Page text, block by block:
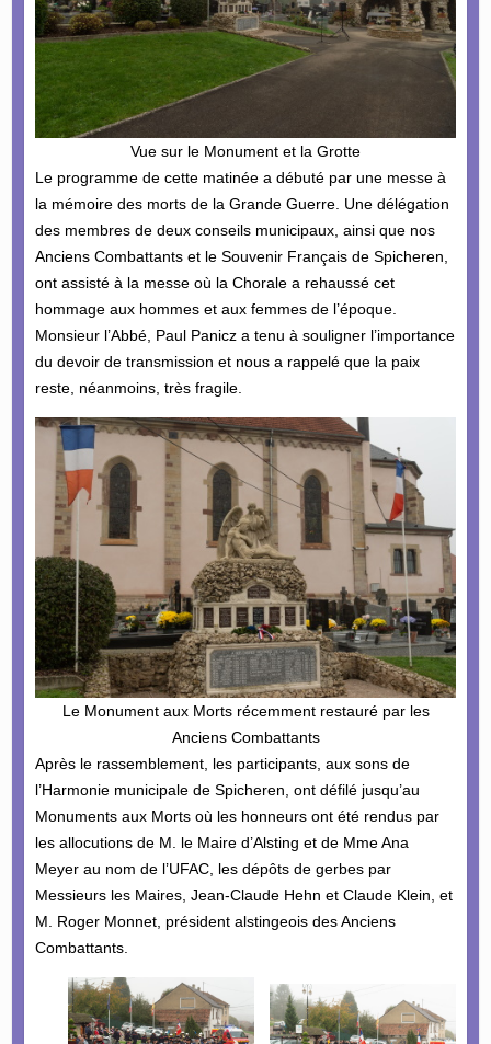
Vue sur le Monument et la Grotte
Le programme de cette matinée a débuté par une messe à
la mémoire des morts de la Grande Guerre. Une délégation
des membres de deux conseils municipaux, ainsi que nos
Anciens Combattants et le Souvenir Français de Spicheren,
ont assisté à la messe où la Chorale a rehaussé cet
hommage aux hommes et aux femmes de l’époque.
Monsieur l’Abbé, Paul Panicz a tenu à souligner l’importance
du devoir de transmission et nous a rappelé que la paix
reste, néanmoins, très fragile.
Le Monument aux Morts récemment restauré par les
Anciens Combattants
Après le rassemblement, les participants, aux sons de
l’Harmonie municipale de Spicheren, ont défilé jusqu’au
Monuments aux Morts où les honneurs ont été rendus par
les allocutions de M. le Maire d’Alsting et de Mme Ana
Meyer au nom de l’UFAC, les dépôts de gerbes par
Messieurs les Maires, Jean-Claude Hehn et Claude Klein, et
M. Roger Monnet, président alstingeois des Anciens
Combattants.